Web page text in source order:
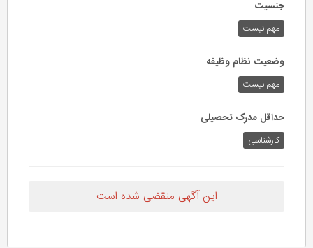
جنسیت
مهم نیست
وضعیت نظام وظیفه
مهم‌ نیست
حداقل مدرک تحصیلی
کارشناسی
این آگهی منقضی شده است